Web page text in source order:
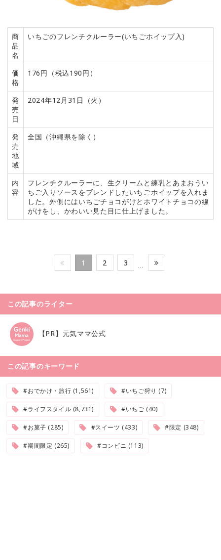
商
品
名
いちごのフレンチクルーラー(いちごホイップ入)
価
格
176円（税込190円）
発
売
日
2024年12月31日（火）
発
売
地
域
全国（沖縄県を除く）
内
容
フレンチクルーラーに、生クリームと練乳とあまおうい
ちご入りソースをブレンドしたいちごホイップを入れま
した。外側にはいちごチョコがけとホワイトチョコの線
がけをし、かわいい見た目に仕上げました。
1 2 3 …
この記事のライター
【PR】元気ママ公式
この記事のキーワード
#おでかけ・旅行 (1,561) #いちご狩り (7)
#ライフスタイル (8,731) #いちご (40)
#お菓子 (285) #スイーツ (433) #限定 (348)
#期間限定 (265) #コンビニ (113)